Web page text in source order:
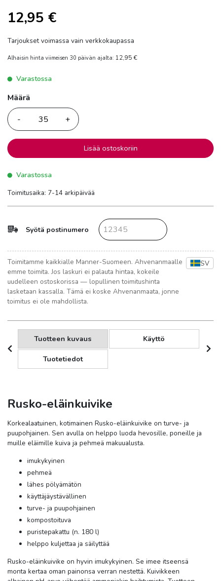
12,95 €
Tarjoukset voimassa vain verkkokaupassa
Alhaisin hinta viimeisen 30 päivän ajalta: 12,95€
Varastossa
Määrä
Määrä
Lisää ostoskoriin
Varastossa
Toimitusaika: 7-14 arkipäivää
Syötä postinumero
Toimitamme kaikkialle Manner-Suomeen. Ahvenanmaalle
emme toimita. Jos laskuri ei palauta hintaa, kokeile
uudelleen ostoskorissa — lopullinen toimitushinta
lasketaan kassalla. Tämä ei koske Ahvenanmaata, jonne
toimitus ei ole mahdollista.
SV
Tuotteen kuvaus Käyttö
Tuotetiedot
Rusko-eläinkuivike
Korkealaatuinen, kotimainen Rusko-eläinkuivike on turve- ja
puupohjainen. Sen avulla on helppo luoda hevosille, poneille ja
muille eläimille kuiva ja pehmeä makuualusta.
imukykyinen
pehmeä
lähes pölyämätön
käyttäjäystävällinen
turve- ja puupohjainen
kompostoituva
puristepakattu (n. 180 l)
helppo kuljettaa ja säilyttää
Rusko-eläinkuivike on hyvin imukykyinen. Se imee itseensä
monta kertaa oman painonsa verran nestettä. Kuivikkeen